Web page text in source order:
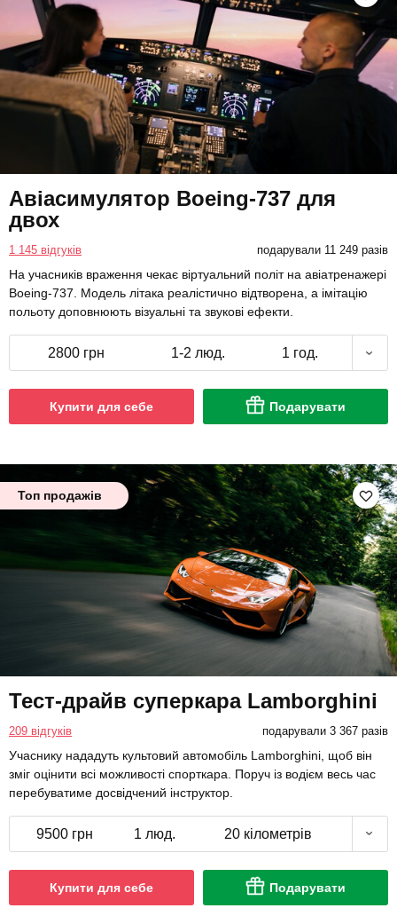
Авіасимулятор Boeing-737 для
двох
1 145 відгуків подарували 11 249 разів
На учасників враження чекає віртуальний політ на авіатренажері
Boeing-737. Модель літака реалістично відтворена, а імітацію
польоту доповнюють візуальні та звукові ефекти.
2800 грн 1-2 люд. 1 год.
Купити для себе Подарувати
Топ продажів
Тест-драйв суперкара Lamborghini
209 відгуків подарували 3 367 разів
Учаснику нададуть культовий автомобіль Lamborghini, щоб він
зміг оцінити всі можливості спорткара. Поруч із водієм весь час
перебуватиме досвідчений інструктор.
9500 грн 1 люд. 20 кілометрів
Купити для себе Подарувати